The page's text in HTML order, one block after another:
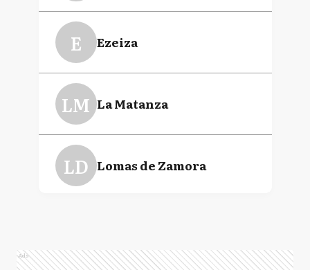
Gustavo Adolfo
E Ezeiza
LM La Matanza
LD Lomas de Zamora
Ads